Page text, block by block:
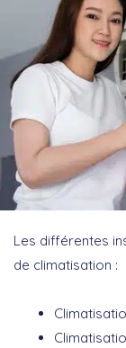
Les différentes
de climatisation :